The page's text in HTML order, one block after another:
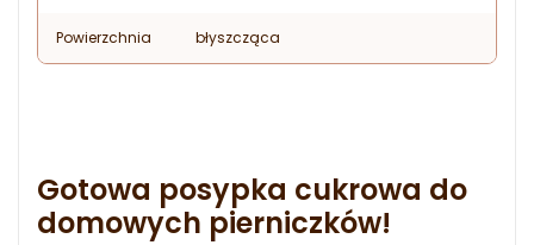
Powierzchnia błyszcząca
Gotowa posypka cukrowa do
domowych pierniczków!